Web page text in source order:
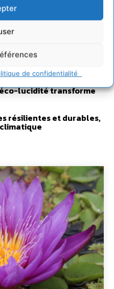
de confidentialité
aux espèces vivantes
de Zoepolis
dans nos
lucidité transforme
résilientes et durables,